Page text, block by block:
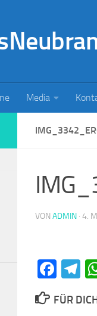
Media
VON ADMIN · 4.
FÜR